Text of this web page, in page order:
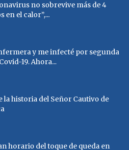
no sobrevive más de 4
en el calor”,...
y me infecté por segunda
19. Ahora...
la historia del Señor Cautivo de
horario del toque de queda en